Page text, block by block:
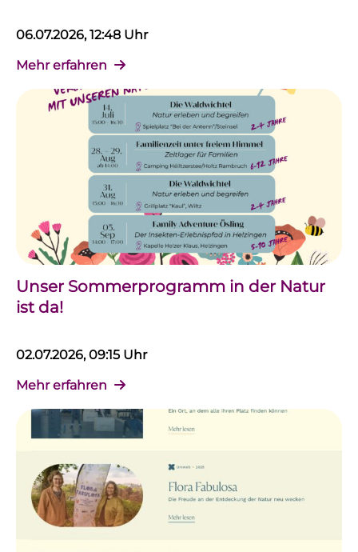
06.07.2026, 12:48 Uhr
Mehr erfahren
Unser Sommerprogramm in der Natur
ist da!
02.07.2026, 09:15 Uhr
Mehr erfahren